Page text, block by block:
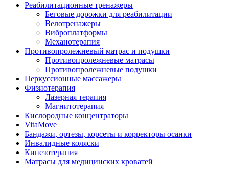
Реабилитационные тренажеры
Беговые дорожки для реабилитации
Велотренажеры
Виброплатформы
Механотерапия
Противопролежневый матрас и подушки
Противопролежневые матрасы
Противопролежневые подушки
Перкуссионные массажеры
Физиотерапия
Лазерная терапия
Магнитотерапия
Кислородные концентраторы
VitaMove
Бандажи, ортезы, корсеты и корректоры осанки
Инвалидные коляски
Кинезотерапия
Матрасы для медицинских кроватей